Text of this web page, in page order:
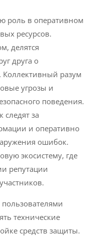
роль в оперативном
ресурсов.
делятся
друга о
Коллективный разум
угрозы и
поведения.
за
и оперативно
ошибок.
экосистему, где
репутации
технические
средств защиты.